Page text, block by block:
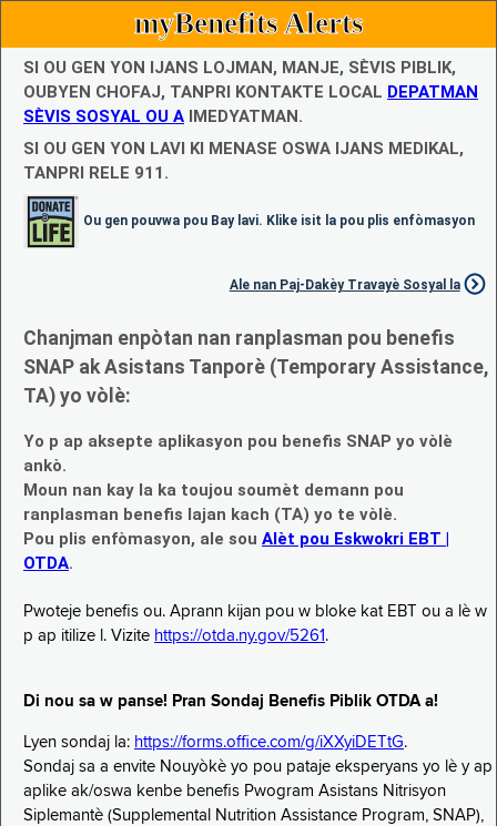
myBenefits Alerts
SI OU GEN YON IJANS LOJMAN, MANJE, SÈVIS PIBLIK,
OUBYEN CHOFAJ, TANPRI KONTAKTE LOCAL DEPATMAN
SÈVIS SOSYAL OU A IMEDYATMAN.
SI OU GEN YON LAVI KI MENASE OSWA IJANS MEDIKAL,
TANPRI RELE 911.
Ou gen pouvwa pou Bay lavi. Klike isit la pou plis enfòmasyon
Ale nan Paj-Dakèy Travayè Sosyal la
Chanjman enpòtan nan ranplasman pou benefis
SNAP ak Asistans Tanporè (Temporary Assistance,
TA) yo vòlè:
Yo p ap aksepte aplikasyon pou benefis SNAP yo vòlè
ankò.
Moun nan kay la ka toujou soumèt demann pou
ranplasman benefis lajan kach (TA) yo te vòlè.
Pou plis enfòmasyon, ale sou Alèt pou Eskwokri EBT |
OTDA.
Pwoteje benefis ou. Aprann kijan pou w bloke kat EBT ou a lè w
p ap itilize l. Vizite https://otda.ny.gov/5261 .
Di nou sa w panse! Pran Sondaj Benefis Piblik OTDA a!
Lyen sondaj la: https://forms.office.com/g/iXXyiDETtG.
Sondaj sa a envite Nouyòkè yo pou pataje eksperyans yo lè y ap
aplike ak/oswa kenbe benefis Pwogram Asistans Nitrisyon
Siplemantè (Supplemental Nutrition Assistance Program, SNAP),